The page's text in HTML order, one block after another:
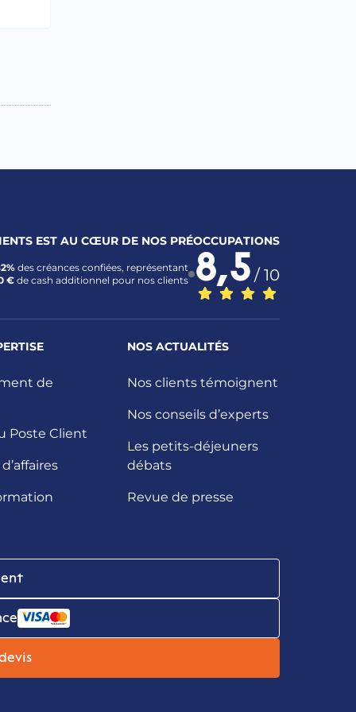
EST AU CŒUR DE NOS PRÉOCCUPATIONS
des créances confiées, représentant
€ de cash additionnel pour nos clients 8,5 / 10
de
Poste Client
NOS ACTUALITÉS
Nos clients témoignent
Nos conseils d’experts
Les petits-déjeuners
débats
Revue de presse